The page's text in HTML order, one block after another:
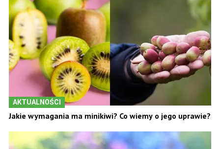
AKTUALNOŚCI
Jakie wymagania ma minikiwi? Co wiemy o jego uprawie?